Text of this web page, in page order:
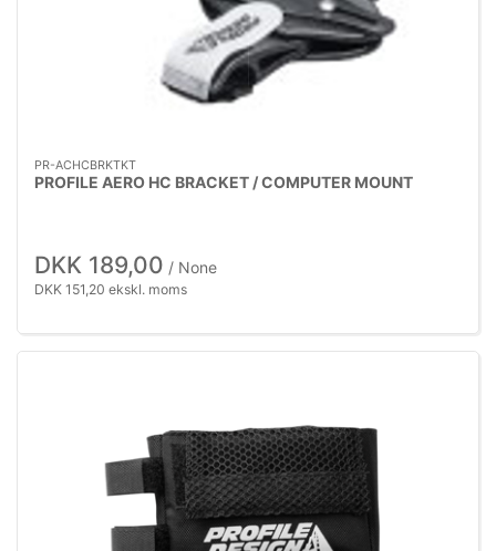
PR-ACHCBRKTKT
PROFILE AERO HC BRACKET / COMPUTER MOUNT
DKK 189,00 / None
DKK 151,20 ekskl. moms